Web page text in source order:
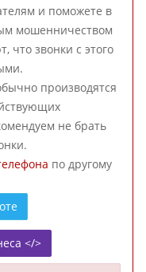
и поможете в
мошенничеством
что звонки с этого
производятся
не брать
по другому
</>